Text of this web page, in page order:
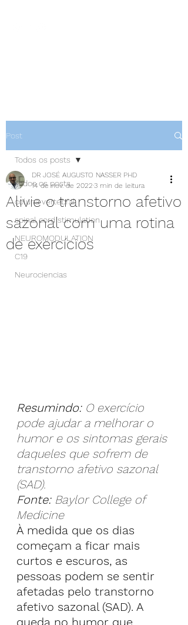
Post
Todos os posts
coluna vertebral
spinal cord stimulation
NEUROMODULATION
C19
Neurociencias
Todos os posts
Alivie o transtorno afetivo
sazonal com uma rotina
de exercícios
DR JOSÉ AUGUSTO NASSER PHD
14 de nov. de 2022 3 min de leitura
Resumindo: O exercício
pode ajudar a melhorar o
humor e os sintomas gerais
daqueles que sofrem de
transtorno afetivo sazonal
(SAD).
Fonte: Baylor College of
Medicine
À medida que os dias
começam a ficar mais
curtos e escuros, as
pessoas podem se sentir
afetadas pelo transtorno
afetivo sazonal (SAD). A
queda no humor que